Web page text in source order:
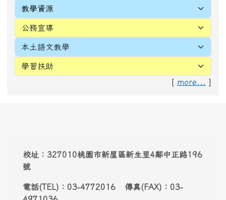
[ more... ]
校址：327010桃園市新屋區新生里4鄰中正路196
號
電話(TEL)：03-4772016 傳真(FAX)：03-